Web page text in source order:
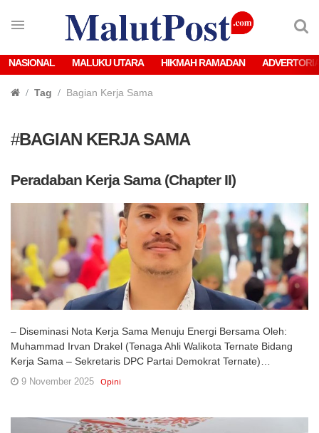
NASIONAL MALUKU UTARA HIKMAH RAMADAN
Tag Bagian Kerja Sama
#BAGIAN KERJA SAMA
Peradaban Kerja Sama (Chapter II)
– Diseminasi Nota Kerja Sama Menuju Energi Bersama Oleh:
Muhammad Irvan Drakel (Tenaga Ahli Walikota Ternate Bidang
Kerja Sama – Sekretaris DPC Partai Demokrat Ternate)…
9 November 2025 Opini